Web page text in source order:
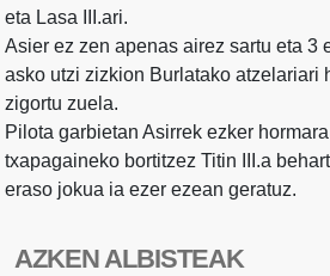
eta Lasa III.ari.
Asier ez zen apenas airez sartu eta 3
asko utzi zizkion Burlatako atzelariari
zigortu zuela.
Pilota garbietan Asirrek ezker
txapagaineko bortitzez Titin III.a
eraso jokua ia ezer ezean geratuz.
AZKEN ALBISTEAK